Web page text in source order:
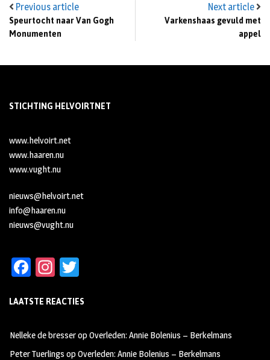
Previous article
Speurtocht naar Van Gogh
Monumenten
Next article
Varkenshaas gevuld met
appel
STICHTING HELVOIRTNET
www.helvoirt.net
www.haaren.nu
www.vught.nu
nieuws@helvoirt.net
info@haaren.nu
nieuws@vught.nu
Fa
b
oo
k
In
ag
m
tt
LAATSTE REACTIES
Nelleke de bresseropOverleden: Annie Bolenius – Berkelmans
Peter Tuerlings opOverleden: Annie Bolenius – Berkelmans